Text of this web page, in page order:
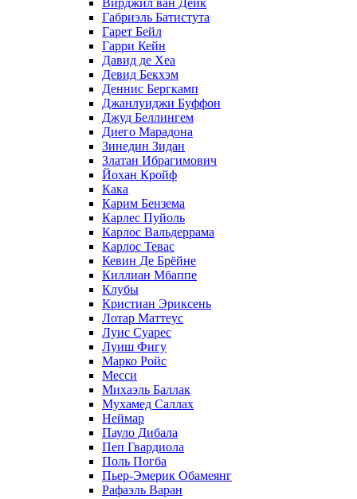
Вирджил ван Дейк
Габриэль Батистута
Гарет Бейл
Гарри Кейн
Давид де Хеа
Девид Бекхэм
Деннис Бергкамп
Джанлуиджи Буффон
Джуд Беллингем
Диего Марадона
Зинедин Зидан
Златан Ибрагимович
Йохан Кройф
Кака
Карим Бензема
Карлес Пуйоль
Карлос Вальдеррама
Карлос Тевас
Кевин Де Брёйне
Киллиан Мбаппе
Клубы
Кристиан Эриксень
Лотар Маттеус
Луис Суарес
Луиш Фигу
Марко Ройс
Месси
Михаэль Баллак
Мухамед Саллах
Неймар
Пауло Дибала
Пеп Гвардиола
Поль Погба
Пьер-Эмерик Обамеянг
Рафаэль Варан